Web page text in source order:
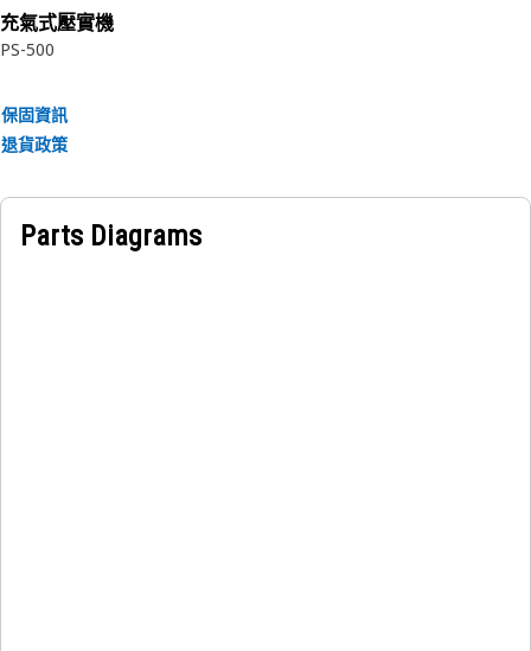
充氣式壓實機
PS-500
保固資訊
退貨政策
Parts Diagrams